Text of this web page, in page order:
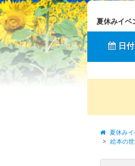
夏休みイベ
日
夏休み
絵本の